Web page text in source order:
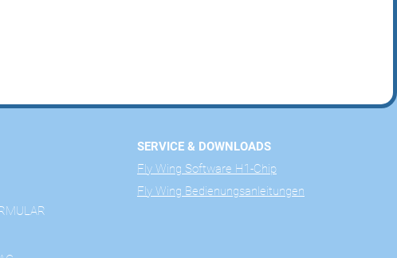
SERVICE & DOWNLOADS
Fly Wing Software H1-Chip
Fly Wing Bedienungsanleitungen